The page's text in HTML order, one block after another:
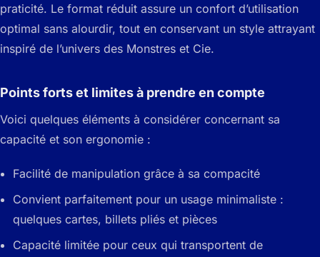
praticité. Le format réduit assure un confort d’utilisation
optimal sans alourdir, tout en conservant un style attrayant
inspiré de l’univers des Monstres et Cie.
Points forts et limites à prendre en compte
Voici quelques éléments à considérer concernant sa
capacité et son ergonomie :
Facilité de manipulation grâce à sa compacité
Convient parfaitement pour un usage minimaliste :
quelques cartes, billets pliés et pièces
Capacité limitée pour ceux qui transportent de